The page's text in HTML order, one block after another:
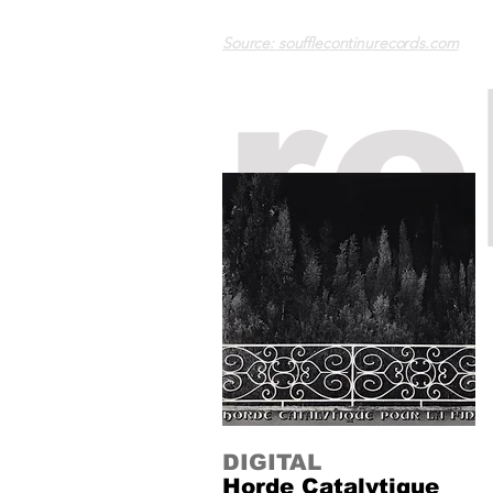
Source: soufflecontinurecords.com
DIGITAL
Horde Catalytique